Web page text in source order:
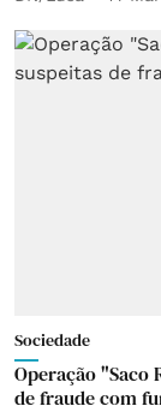
Sociedade
Operação "Saco
de fraude com